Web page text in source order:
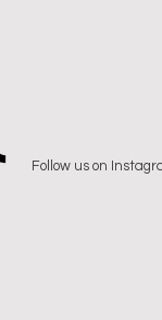
Follow us on